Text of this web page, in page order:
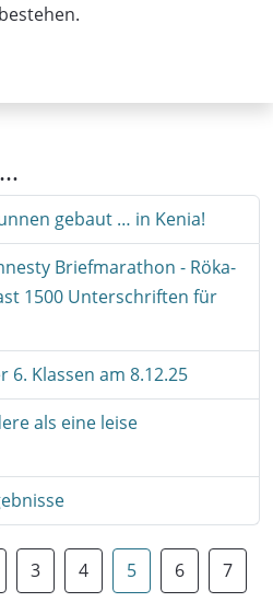
gebaut … in Kenia!
Briefmarathon - Röka-
1500 Unterschriften für
Klassen am 8.12.25
als eine leise
3 4 5 6 7